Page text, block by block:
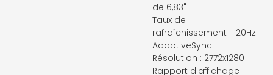
de 6,83"
Taux de
rafraîchissement : 120Hz
AdaptiveSync
Résolution : 2772x1280
Rapport d'affichage :